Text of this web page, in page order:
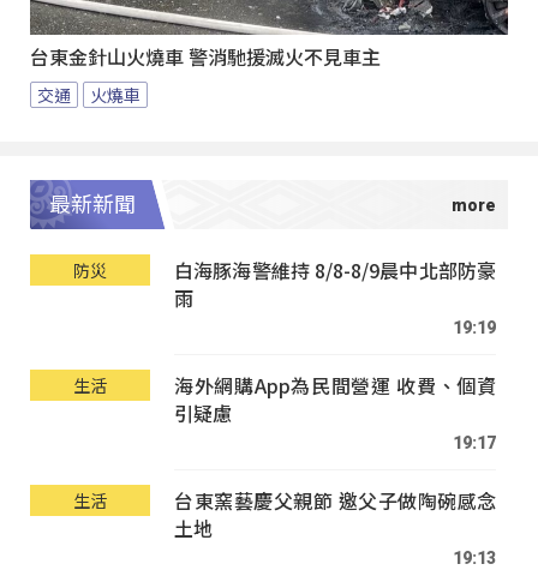
台東金針山火燒車 警消馳援滅火不見車主
交通 火燒車
最新新聞
防災
白海豚海警維持 8/8-8/9晨中北部防豪
雨
19:19
生活
海外網購App為民間營運 收費、個資
引疑慮
19:17
生活
台東窯藝慶父親節 邀父子做陶碗感念
土地
19:13